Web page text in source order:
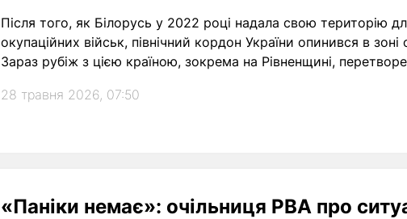
Після того, як Білорусь у 2022 році надала свою територію
окупаційних військ, північний кордон України опинився в
Зараз рубіж з цією країною, зокрема на Рівненщині,
28 травня 2026, 07:50
«Паніки немає»: очільниця РВА про